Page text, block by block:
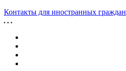
Контакты для иностранных граждан